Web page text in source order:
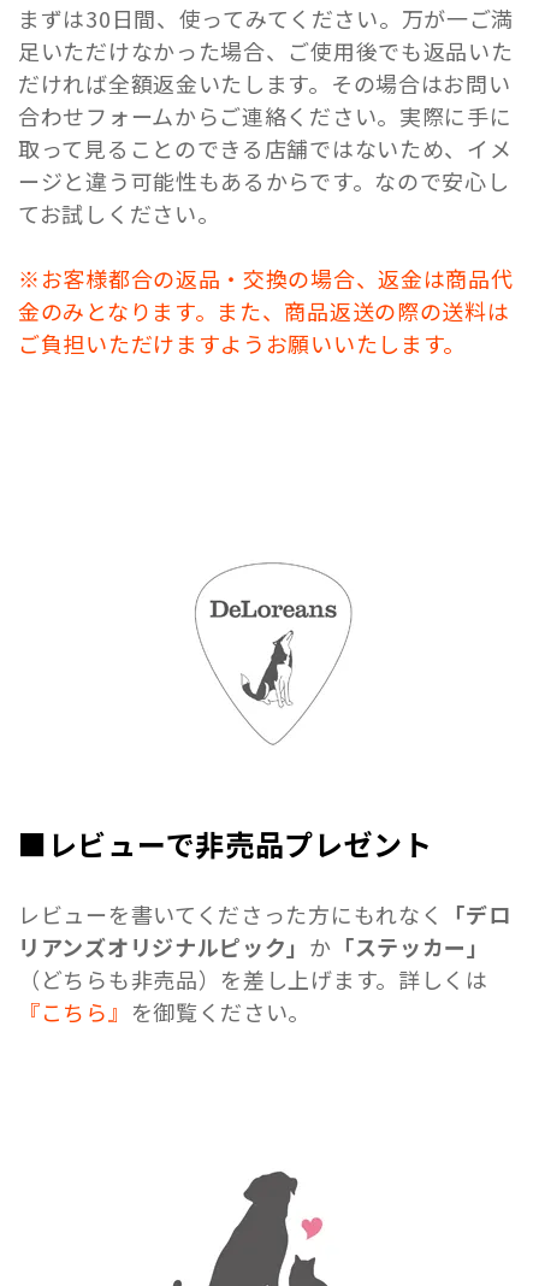
まずは30日間、使ってみてください。万が一ご満
足いただけなかった場合、ご使用後でも返品いた
だければ全額返金いたします。その場合はお問い
合わせフォームからご連絡ください。実際に手に
取って見ることのできる店舗ではないため、イメ
ージと違う可能性もあるからです。なので安心し
てお試しください。
※お客様都合の返品・交換の場合、返金は商品代
金のみとなります。また、商品返送の際の送料は
ご負担いただけますようお願いいたします。
■レビューで非売品プレゼント
レビューを書いてくださった方にもれなく
「デロ
リアンズオリジナルピック」 か 「ステッカー」
（どちらも非売品）を差し上げます。詳しくは
『こちら』 を御覧ください。